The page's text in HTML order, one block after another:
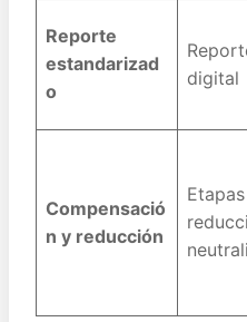
Reporte
estandarizad
o
digital
Compensació
n y reducción